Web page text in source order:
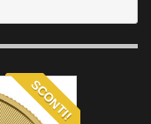
SCONTI!